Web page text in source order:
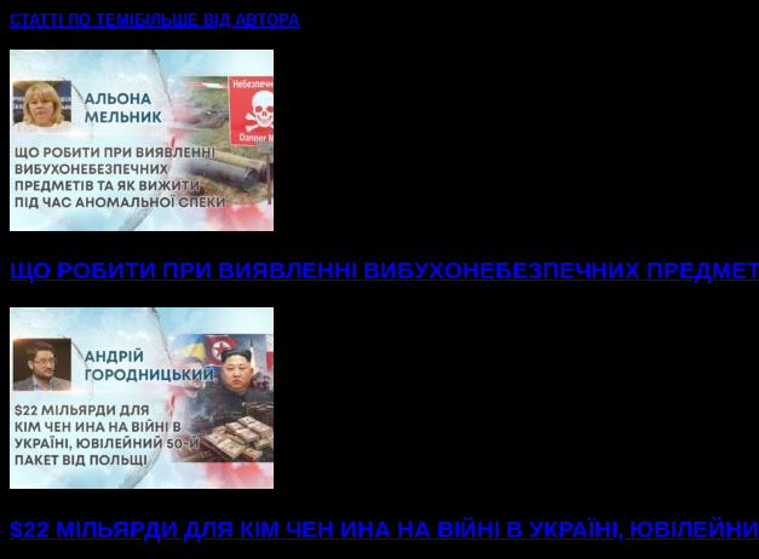
СТАТТІ ПО ТЕМІ БІЛЬШЕ ВІД АВТОРА
ЩО РОБИТИ ПРИ ВИЯВЛЕННІ ВИБУХОНЕБЕЗПЕЧНИХ
$22 МІЛЬЯРДИ ДЛЯ КІМ ЧЕН ИНА НА ВІЙНІ В УКРАЇНІ,